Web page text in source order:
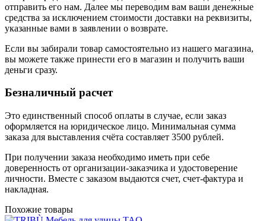
отправить его нам. Далее мы переводим вам ваши денежные
средства за исключением стоимости доставки на реквизиты,
указанные вами в заявлении о возврате.
Если вы забирали товар самостоятельно из нашего магазина,
вы можете также принести его в магазин и получить ваши
деньги сразу.
Безналичный расчет
Это единственный способ оплаты в случае, если заказ
оформляется на юридическое лицо. Минимальная сумма
заказа для выставления счёта составляет 3500 рублей.
При получении заказа необходимо иметь при себе
доверенность от организации-заказчика и удостоверение
личности. Вместе с заказом выдаются счет, счет-фактура и
накладная.
Похожие товары